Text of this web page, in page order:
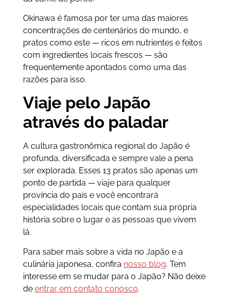
Okinawa é famosa por ter uma das maiores
concentrações de centenários do mundo, e
pratos como este — ricos em nutrientes e feitos
com ingredientes locais frescos — são
frequentemente apontados como uma das
razões para isso.
Viaje pelo Japão
através do paladar
A cultura gastronômica regional do Japão é
profunda, diversificada e sempre vale a pena
ser explorada. Esses 13 pratos são apenas um
ponto de partida — viaje para qualquer
província do país e você encontrará
especialidades locais que contam sua própria
história sobre o lugar e as pessoas que vivem
lá.
Para saber mais sobre a vida no Japão e a
culinária japonesa, confira nosso blog. Tem
interesse em se mudar para o Japão? Não deixe
de entrar em contato conosco.